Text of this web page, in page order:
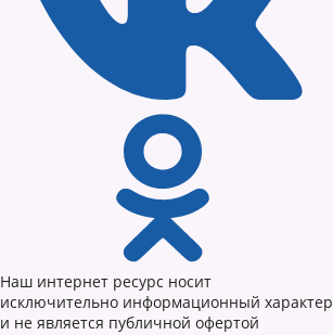
Наш интернет ресурс носит
исключительно информационный характер
и не является публичной офертой